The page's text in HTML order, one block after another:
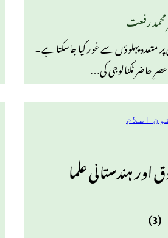
محمد رفعت
پہلوؤں سے غور کیا جاسکتا ہے۔
حاضر ٹکنالوجی کی…
اسلام
ہندستانی علما
(3)